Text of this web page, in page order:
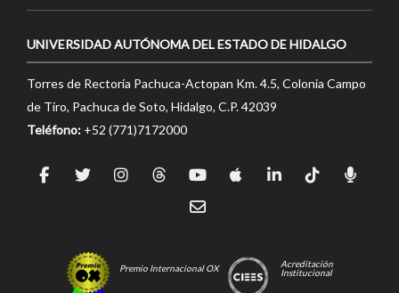
UNIVERSIDAD AUTÓNOMA DEL ESTADO DE HIDALGO
Torres de Rectoría Pachuca-Actopan Km. 4.5, Colonia Campo
de Tiro, Pachuca de Soto, Hidalgo, C.P. 42039
Teléfono: +52 (771)7172000
Premio Internacional OX
Acreditación
Institucional